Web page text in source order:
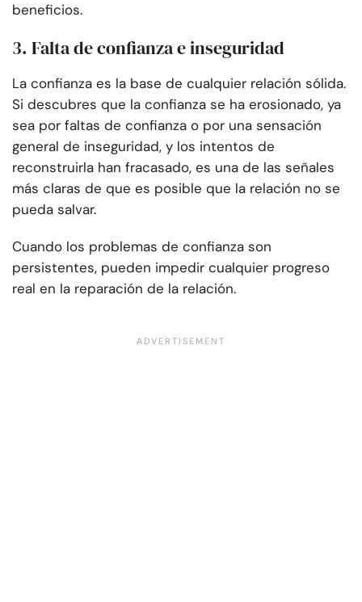
beneficios.
3. Falta de confianza e inseguridad
La confianza es la base de cualquier relación sólida.
Si descubres que la confianza se ha erosionado, ya
sea por faltas de confianza o por una sensación
general de inseguridad, y los intentos de
reconstruirla han fracasado, es una de las señales
más claras de que es posible que la relación no se
pueda salvar.
Cuando los problemas de confianza son
persistentes, pueden impedir cualquier progreso
real en la reparación de la relación.